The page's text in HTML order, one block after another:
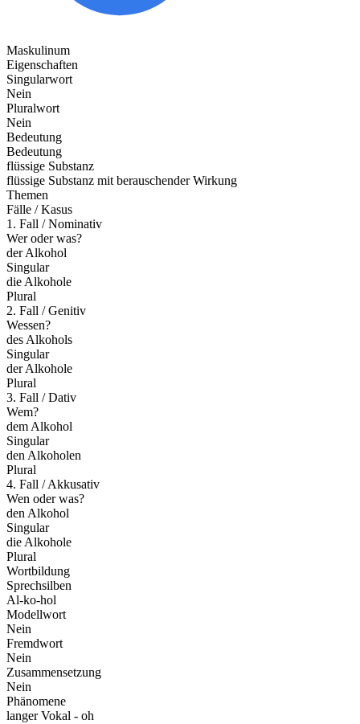
Maskulinum
Eigenschaften
Singularwort
Nein
Pluralwort
Nein
Bedeutung
Bedeutung
flüssige Substanz
flüssige Substanz mit berauschender Wirkung
Themen
Fälle / Kasus
1. Fall / Nominativ
Wer oder was?
der Alkohol
Singular
die Alkohole
Plural
2. Fall / Genitiv
Wessen?
des Alkohols
Singular
der Alkohole
Plural
3. Fall / Dativ
Wem?
dem Alkohol
Singular
den Alkoholen
Plural
4. Fall / Akkusativ
Wen oder was?
den Alkohol
Singular
die Alkohole
Plural
Wortbildung
Sprechsilben
Al-ko-hol
Modellwort
Nein
Fremdwort
Nein
Zusammensetzung
Nein
Phänomene
langer Vokal - oh